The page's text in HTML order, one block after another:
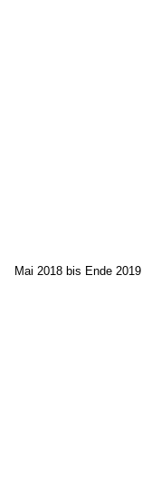
Mai 2018 bis Ende 2019